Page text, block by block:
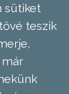
sütiket
teszik